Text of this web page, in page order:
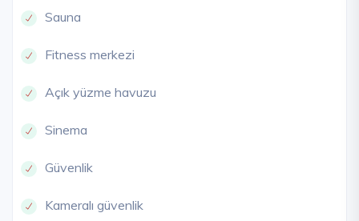
Sauna
Fitness merkezi
Açık yüzme havuzu
Sinema
Güvenlik
Kameralı güvenlik